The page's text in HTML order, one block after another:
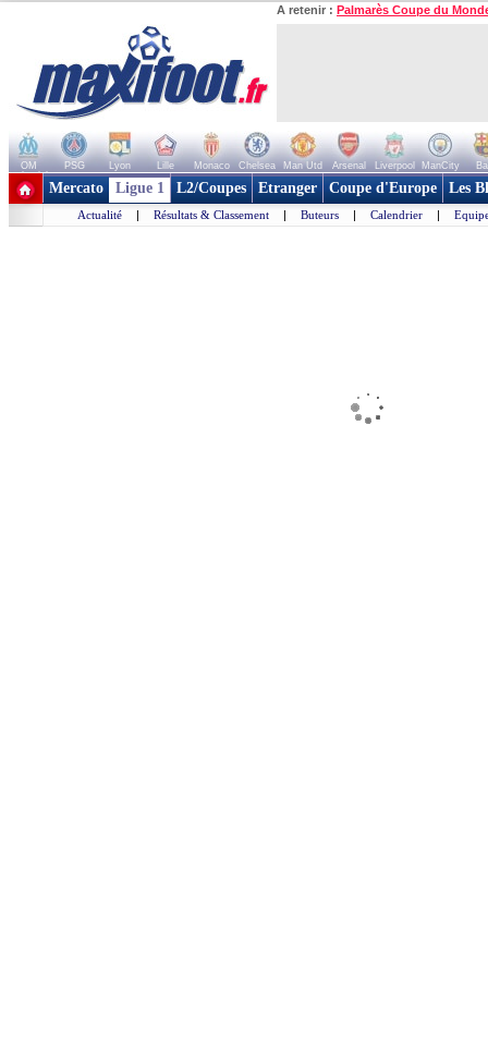
A retenir : Palmarès Coupe du
OM PSG Lyon Lille Monaco Chelsea Man Utd Arsenal Liverpool ManCity
+ de clubs
Mercato Ligue 1 L2/Coupes Etranger Coupe d'Europe Les
Actualité | Résultats & Classement | Buteurs | Calendrier |